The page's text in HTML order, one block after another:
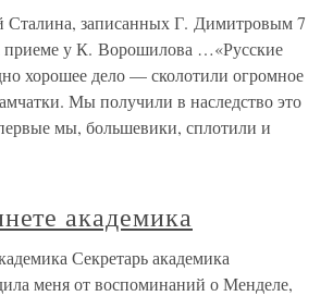
Сталина, записанных Г. Димитровым 7
приеме у К. Ворошилова …«Русские
хорошее дело — сколотили огромное
Мы получили в наследство это
мы, большевики, сплотили и
академика
Секретарь академика
меня от воспоминаний о Менделе,